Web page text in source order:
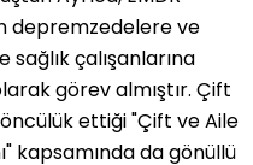
depremzedelere ve
çalışanlarına
görev almıştır. Çift
ettiği "Çift ve Aile
kapsamında da gönüllü